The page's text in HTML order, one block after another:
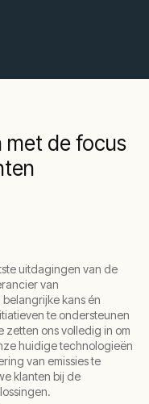
met de focus
uitdagingen van de
van
kans én
te ondersteunen
zetten ons volledig in om
huidige technologieën
van emissies te
klanten bij de